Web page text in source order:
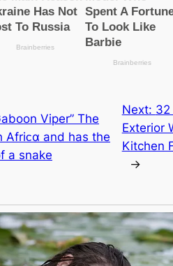
Viper” The
Afriᴄα and has the
a snake
Next: 32
Exterior
Kitchen
→